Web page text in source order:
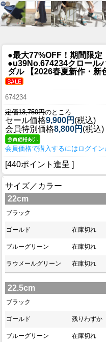
●最大77%OFF！期間限定
●u39No.674234クロール
ダル 【2026春夏新作・
674234
定価13,750円のところ
セール価格9,900円 (税込)
会員特別価格8,800円 (税込)
会員価格で購入するにはログイン
[440ポイント進呈 ]
サイズ／カラー
22cm
ブラック
ゴールド 在庫切れ
ブルーグリーン 在庫切れ
ラウメールグリーン 在庫切れ
22.5cm
ブラック
ゴールド 残りわずか
ブルーグリーン 在庫切れ